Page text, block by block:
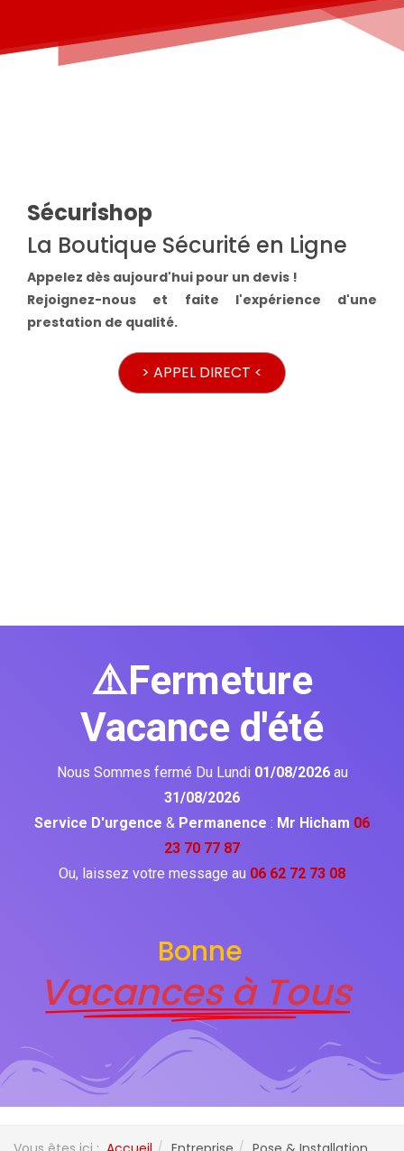
Sécurishop
La Boutique Sécurité en Ligne
Appelez dès aujourd'hui pour un devis !
Rejoignez-nous et faite l'expérience d'une
prestation de qualité.
> APPEL DIRECT <
⚠️Fermeture
Vacance d'été
Nous Sommes fermé Du Lundi 01/08/2026 au
31/08/2026
Service D'urgence & Permanence : Mr Hicham 06
23 70 77 87
Ou, laissez votre message au 06 62 72 73 08
Bonne
Vacances à Tous